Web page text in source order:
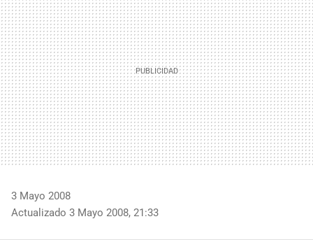
3 Mayo 2008
Actualizado 3 Mayo 2008, 21:33